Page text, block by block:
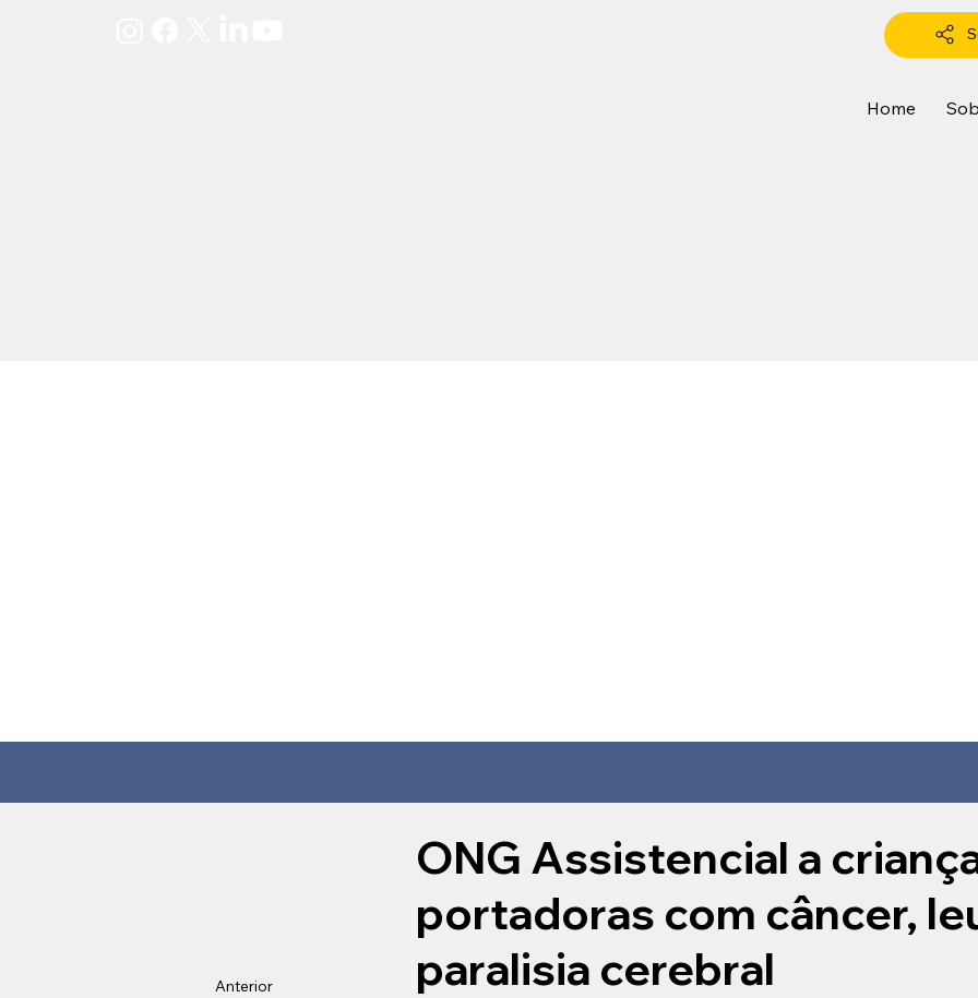
Home
ONG Assistencial a
portadoras com câncer,
paralisia cerebral
Anterior